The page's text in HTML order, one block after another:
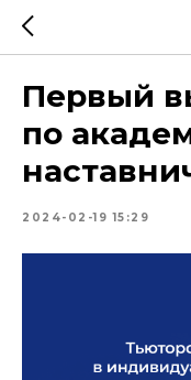
Первый
по
2024-02-19 15:29